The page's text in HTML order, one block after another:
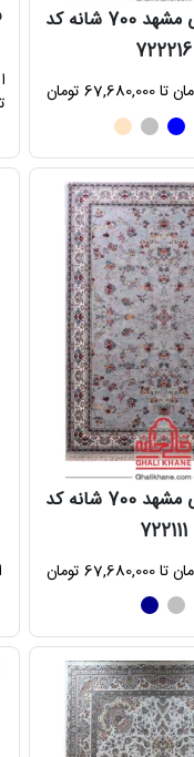
فرش ماشینی مشهد 700 شانه کد
722216
فرش ماشینی مشهد 700 شانه کد
722111
از